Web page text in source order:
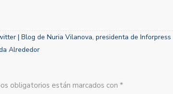
| Blog de Nuria Vilanova, presidenta de Inforpress
Alrededor
obligatorios están marcados con *